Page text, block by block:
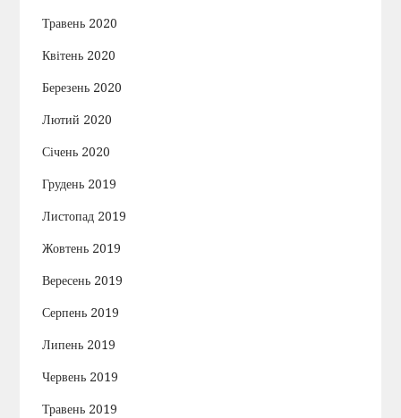
Травень 2020
Квітень 2020
Березень 2020
Лютий 2020
Січень 2020
Грудень 2019
Листопад 2019
Жовтень 2019
Вересень 2019
Серпень 2019
Липень 2019
Червень 2019
Травень 2019